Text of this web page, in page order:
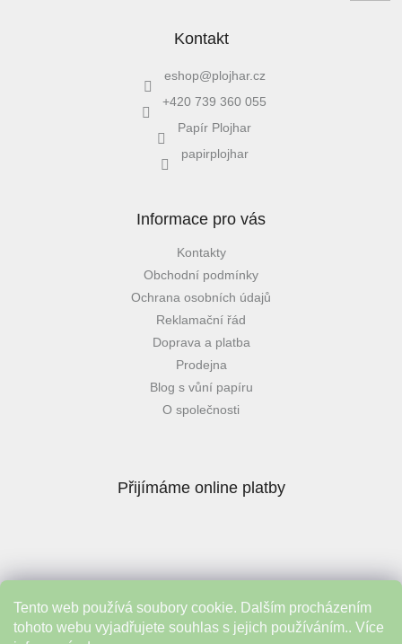
Tento web používá soubory cookie. Dalším procházením
tohoto webu vyjadřujete souhlas s jejich používáním.. Více
Kontakt
eshop@plojhar.cz
+420 739 360 055
Papír Plojhar
papirplojhar
Informace pro vás
Kontakty
Obchodní podmínky
Ochrana osobních údajů
Reklamační řád
Doprava a platba
Prodejna
Blog s vůní papíru
O společnosti
Přijímáme online platby
Instagram